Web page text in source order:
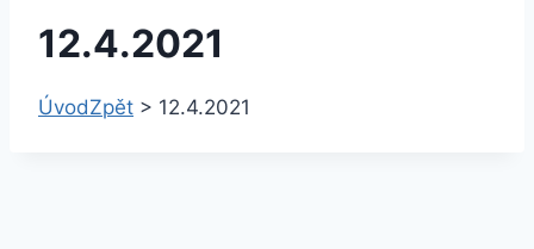
12.4.2021
ÚvodZpět > 12.4.2021